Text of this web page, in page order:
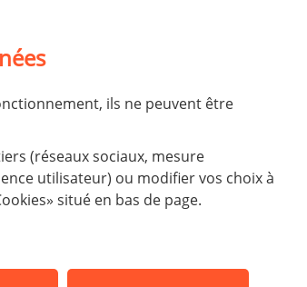
Rapports d'activités
Actualités
ils ne peuvent être
(réseaux sociaux, mesure
utilisateur) ou modifier vos choix à
situé en bas de page.